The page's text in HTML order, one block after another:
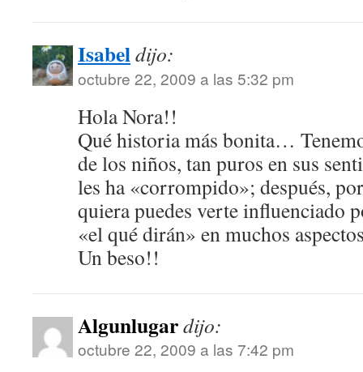
Isabeldijo:
octubre 22, 2009 a las 5:32 pm
Hola Nora!!
Qué historia más bonita…
de los niños, tan puros en sus
les ha «corrompido»; después,
quiera puedes verte influenciado
«el qué dirán» en muchos
Un beso!!
Algunlugardijo:
octubre 22, 2009 a las 7:42 pm